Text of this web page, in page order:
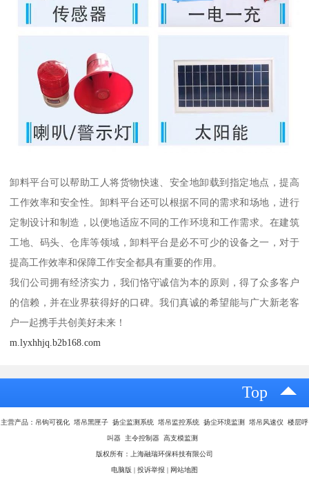
卸料平台可以帮助工人将货物快速、安全地卸载到指定地点，提高
工作效率和安全性。卸料平台还可以根据不同的需求和场地，进行
定制设计和制造，以便地适应不同的工作环境和工作需求。在建筑
工地、码头、仓库等领域，卸料平台是必不可少的设备之一，对于
提高工作效率和保障工作安全都具有重要的作用。
我们公司拥有经济实力，我们恪守诚信为本的原则，得了众多客户
的信赖，并在业界获得好的口碑。我们真诚的希望能与广大新老客
户一起携手共创美好未来！
m.lyxhhjq.b2b168.com
Top
主营产品：吊钩可视化 塔吊黑匣子 扬尘监测系统 塔吊监控系统 扬尘环境监测 塔吊风速仪 楼层呼
叫器 主令控制器 高支模监测
版权所有：上海融瑞环保科技有限公司
电脑版 | 投诉举报 | 网站地图